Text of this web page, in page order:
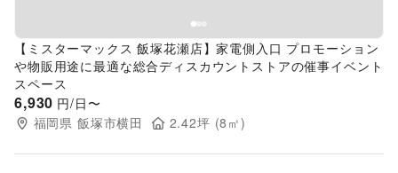
【ミスターマックス 飯塚花瀬店】家電側入口 プロモーション
や物販用途に最適な総合ディスカウントストアの催事イベント
スペース
6,930 円/日〜
福岡県 飯塚市横田 2.42坪 (8 ㎡)